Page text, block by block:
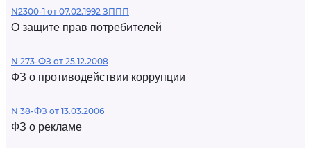
N2300-1 от 07.02.1992 ЗППП
О защите прав потребителей
N 273-ФЗ от 25.12.2008
ФЗ о противодействии коррупции
N 38-ФЗ от 13.03.2006
ФЗ о рекламе